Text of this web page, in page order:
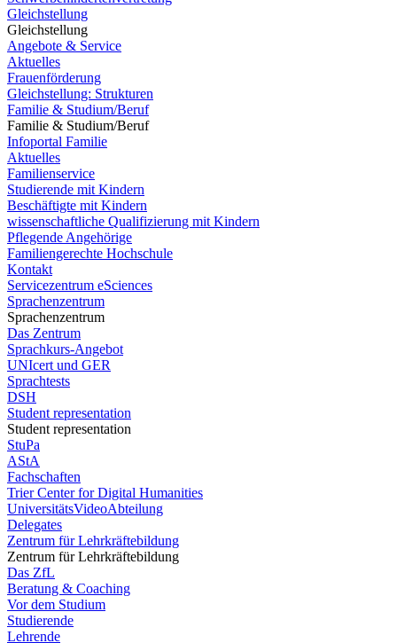
Gleichstellung
Gleichstellung
Angebote & Service
Aktuelles
Frauenförderung
Gleichstellung: Strukturen
Familie & Studium/Beruf
Familie & Studium/Beruf
Infoportal Familie
Aktuelles
Familienservice
Studierende mit Kindern
Beschäftigte mit Kindern
wissenschaftliche Qualifizierung mit Kindern
Pflegende Angehörige
Familiengerechte Hochschule
Kontakt
Servicezentrum eSciences
Sprachenzentrum
Sprachenzentrum
Das Zentrum
Sprachkurs-Angebot
UNIcert und GER
Sprachtests
DSH
Student representation
Student representation
StuPa
AStA
Fachschaften
Trier Center for Digital Humanities
UniversitätsVideoAbteilung
Delegates
Zentrum für Lehrkräftebildung
Zentrum für Lehrkräftebildung
Das ZfL
Beratung & Coaching
Vor dem Studium
Studierende
Lehrende